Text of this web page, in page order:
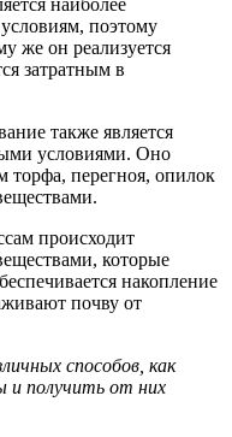
наиболее
поэтому
же он реализуется
затратным в
также является
условиями. Оно
торфа, перегноя, опилок
происходит
которые
накопление
почву от
способов, как
и получить от них